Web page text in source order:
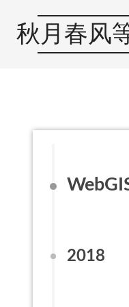
秋月春风
2018